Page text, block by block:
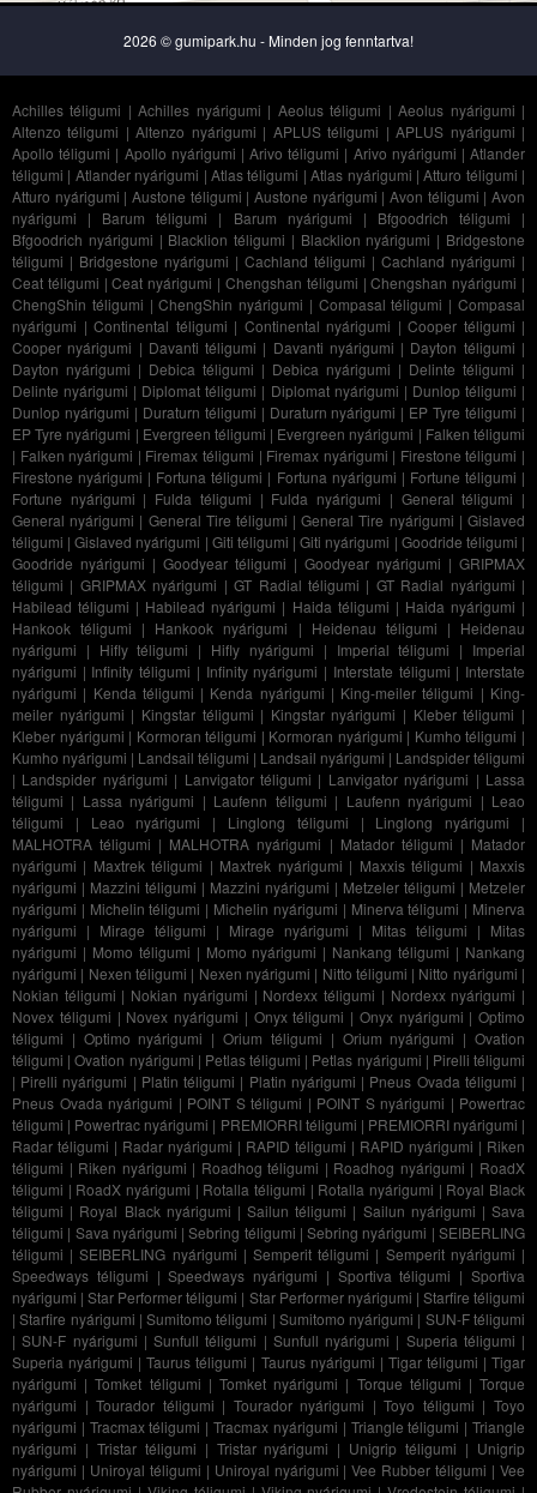
2026 © gumipark.hu - Minden jog fenntartva!
Achilles téligumi |Achilles nyárigumi | Aeolus téligumi |Aeolus nyárigumi |
Altenzo téligumi |Altenzo nyárigumi | APLUS téligumi |APLUS nyárigumi |
Apollo téligumi | Apollo nyárigumi |Arivo téligumi | Arivo nyárigumi |Atlander
téligumi | Atlander nyárigumi | Atlas téligumi |Atlas nyárigumi |Atturo téligumi |
Atturo nyárigumi |Austone téligumi |Austone nyárigumi |Avon téligumi |Avon
nyárigumi | Barum téligumi | Barum nyárigumi | Bfgoodrich téligumi |
Bfgoodrich nyárigumi | Blacklion téligumi | Blacklion nyárigumi | Bridgestone
téligumi | Bridgestone nyárigumi | Cachland téligumi | Cachland nyárigumi |
Ceat téligumi |Ceat nyárigumi | Chengshan téligumi |Chengshan nyárigumi |
ChengShin téligumi |ChengShin nyárigumi | Compasal téligumi |Compasal
nyárigumi | Continental téligumi | Continental nyárigumi | Cooper téligumi |
Cooper nyárigumi | Davanti téligumi | Davanti nyárigumi | Dayton téligumi |
Dayton nyárigumi | Debica téligumi | Debica nyárigumi | Delinte téligumi |
Delinte nyárigumi | Diplomat téligumi | Diplomat nyárigumi | Dunlop téligumi |
Dunlop nyárigumi | Duraturn téligumi | Duraturn nyárigumi | EP Tyre téligumi |
EP Tyre nyárigumi | Evergreen téligumi | Evergreen nyárigumi | Falken téligumi
| Falken nyárigumi | Firemax téligumi | Firemax nyárigumi | Firestone téligumi |
Firestone nyárigumi | Fortuna téligumi | Fortuna nyárigumi | Fortune téligumi |
Fortune nyárigumi | Fulda téligumi | Fulda nyárigumi | General téligumi |
General nyárigumi | General Tire téligumi |General Tire nyárigumi |Gislaved
téligumi |Gislaved nyárigumi | Giti téligumi |Giti nyárigumi | Goodride téligumi |
Goodride nyárigumi | Goodyear téligumi | Goodyear nyárigumi | GRIPMAX
téligumi | GRIPMAX nyárigumi |GT Radial téligumi | GT Radial nyárigumi |
Habilead téligumi | Habilead nyárigumi | Haida téligumi | Haida nyárigumi |
Hankook téligumi | Hankook nyárigumi | Heidenau téligumi | Heidenau
nyárigumi | Hifly téligumi | Hifly nyárigumi | Imperial téligumi | Imperial
nyárigumi | Infinity téligumi | Infinity nyárigumi | Interstate téligumi | Interstate
nyárigumi | Kenda téligumi | Kenda nyárigumi | King-meiler téligumi | King-
meiler nyárigumi | Kingstar téligumi | Kingstar nyárigumi | Kleber téligumi |
Kleber nyárigumi | Kormoran téligumi | Kormoran nyárigumi | Kumho téligumi |
Kumho nyárigumi | Landsail téligumi | Landsail nyárigumi | Landspider téligumi
| Landspider nyárigumi | Lanvigator téligumi | Lanvigator nyárigumi | Lassa
téligumi | Lassa nyárigumi | Laufenn téligumi | Laufenn nyárigumi | Leao
téligumi | Leao nyárigumi | Linglong téligumi | Linglong nyárigumi |
MALHOTRA téligumi | MALHOTRA nyárigumi | Matador téligumi | Matador
nyárigumi | Maxtrek téligumi | Maxtrek nyárigumi | Maxxis téligumi | Maxxis
nyárigumi | Mazzini téligumi | Mazzini nyárigumi | Metzeler téligumi | Metzeler
nyárigumi | Michelin téligumi | Michelin nyárigumi | Minerva téligumi | Minerva
nyárigumi | Mirage téligumi | Mirage nyárigumi | Mitas téligumi | Mitas
nyárigumi | Momo téligumi | Momo nyárigumi | Nankang téligumi | Nankang
nyárigumi | Nexen téligumi | Nexen nyárigumi | Nitto téligumi | Nitto nyárigumi |
Nokian téligumi | Nokian nyárigumi | Nordexx téligumi | Nordexx nyárigumi |
Novex téligumi | Novex nyárigumi | Onyx téligumi | Onyx nyárigumi | Optimo
téligumi | Optimo nyárigumi |Orium téligumi | Orium nyárigumi |Ovation
téligumi |Ovation nyárigumi | Petlas téligumi | Petlas nyárigumi | Pirelli téligumi
| Pirelli nyárigumi | Platin téligumi | Platin nyárigumi | Pneus Ovada téligumi |
Pneus Ovada nyárigumi | POINT S téligumi | POINT S nyárigumi | Powertrac
téligumi | Powertrac nyárigumi | PREMIORRI téligumi | PREMIORRI nyárigumi |
Radar téligumi | Radar nyárigumi | RAPID téligumi | RAPID nyárigumi | Riken
téligumi | Riken nyárigumi | Roadhog téligumi | Roadhog nyárigumi | RoadX
téligumi | RoadX nyárigumi | Rotalla téligumi | Rotalla nyárigumi | Royal Black
téligumi | Royal Black nyárigumi |Sailun téligumi | Sailun nyárigumi |Sava
téligumi | Sava nyárigumi |Sebring téligumi |Sebring nyárigumi |SEIBERLING
téligumi |SEIBERLING nyárigumi |Semperit téligumi | Semperit nyárigumi |
Speedways téligumi |Speedways nyárigumi | Sportiva téligumi |Sportiva
nyárigumi |Star Performer téligumi | Star Performer nyárigumi | Starfire téligumi
|Starfire nyárigumi |Sumitomo téligumi | Sumitomo nyárigumi | SUN-F téligumi
|SUN-F nyárigumi | Sunfull téligumi | Sunfull nyárigumi | Superia téligumi |
Superia nyárigumi |Taurus téligumi | Taurus nyárigumi | Tigar téligumi |Tigar
nyárigumi |Tomket téligumi | Tomket nyárigumi | Torque téligumi |Torque
nyárigumi |Tourador téligumi | Tourador nyárigumi |Toyo téligumi |Toyo
nyárigumi | Tracmax téligumi |Tracmax nyárigumi | Triangle téligumi |Triangle
nyárigumi | Tristar téligumi | Tristar nyárigumi | Unigrip téligumi | Unigrip
nyárigumi | Uniroyal téligumi | Uniroyal nyárigumi |Vee Rubber téligumi |Vee